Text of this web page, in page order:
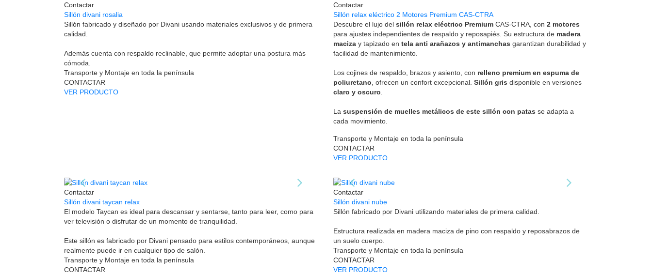
Contactar
Sillón divani rosalia
Sillón fabricado y diseñado por Divani usando materiales exclusivos y de primera
calidad.
Además cuenta con respaldo reclinable, que permite adoptar una postura más
cómoda.
Transporte y Montaje en toda la península
CONTACTAR
VER PRODUCTO
Contactar
Sillón relax eléctrico 2 Motores Premium CAS-CTRA
Descubre el lujo del sillón relax eléctrico Premium CAS-CTRA, con 2 motores
para ajustes independientes de respaldo y reposapiés. Su estructura de madera
maciza y tapizado en tela anti arañazos y antimanchas garantizan durabilidad y
facilidad de mantenimiento.
Los cojines de respaldo, brazos y asiento, con relleno premium en espuma de
poliuretano , ofrecen un confort excepcional. Sillón gris disponible en versiones
claro y oscuro
La suspensión de muelles metálicos de este sillón con patas se adapta a
cada movimiento.
Transporte y Montaje en toda la península
CONTACTAR
VER PRODUCTO
Contactar
Sillón divani taycan relax
El modelo Taycan es ideal para descansar y sentarse, tanto para leer, como para
ver televisión o disfrutar de un momento de tranquilidad.
Este sillón es fabricado por Divani pensado para estilos contemporáneos, aunque
realmente puede ir en cualquier tipo de salón.
Transporte y Montaje en toda la península
CONTACTAR
Contactar
Sillón divani nube
Sillón fabricado por Divani utilizando materiales de primera calidad.
Estructura realizada en madera maciza de pino con respaldo y reposabrazos de
un suelo cuerpo.
Transporte y Montaje en toda la península
CONTACTAR
VER PRODUCTO